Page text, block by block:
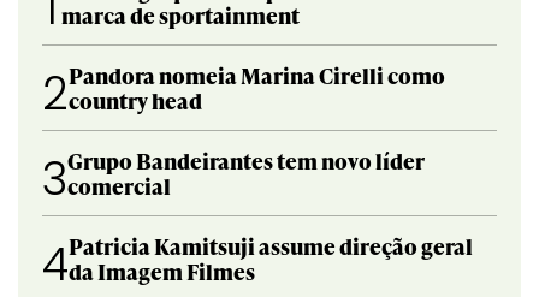
marca de sportainment
2Pandora nomeia Marina Cirelli como
country head
3Grupo Bandeirantes tem novo líder
comercial
4Patricia Kamitsuji assume direção geral
da Imagem Filmes